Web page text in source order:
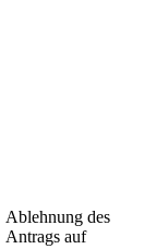
Ablehnung des
Antrags auf